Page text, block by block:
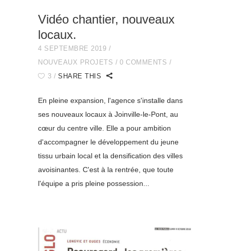
Vidéo chantier, nouveaux
locaux.
4 SEPTEMBRE 2019
NOUVEAUX PROJETS
0 COMMENTS
3
SHARE THIS
En pleine expansion, l'agence s'installe dans
ses nouveaux locaux à Joinville-le-Pont, au
cœur du centre ville. Elle a pour ambition
d'accompagner le développement du jeune
tissu urbain local et la densification des villes
avoisinantes. C'est à la rentrée, que toute
l'équipe a pris pleine possession